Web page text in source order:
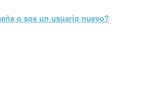
o sos un usuario nuevo?